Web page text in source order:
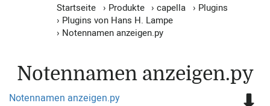
Startseite › Produkte › capella › Plugins
› Plugins von Hans H. Lampe
› Notennamen anzeigen.py
Notennamen anzeigen.py
Notennamen anzeigen.py